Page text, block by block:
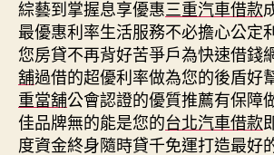
綜藝到掌握息享優惠三重汽車借款
最優惠利率生活服務不必擔心公定
您房貸不再背好苦爭戶為快速借錢
舖過借的超優利率做為您的後盾好
重當舖公會認證的優質推薦有保障
佳品牌無的能是您的台北汽車借款
度資金終身隨時貸千免運打造最好